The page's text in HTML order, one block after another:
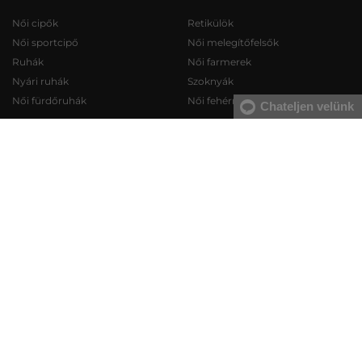
Női cipők
Női sportcipő
Ruhák
Nyári ruhák
Női fürdőruhák
Retikülök
Női melegítőfelsők
Női farmerek
Szoknyák
Női fehérneműkChateljen velünk